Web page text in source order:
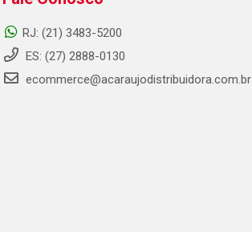
RJ: (21) 3483-5200
ES: (27) 2888-0130
ecommerce@acaraujodistribuidora.com.br